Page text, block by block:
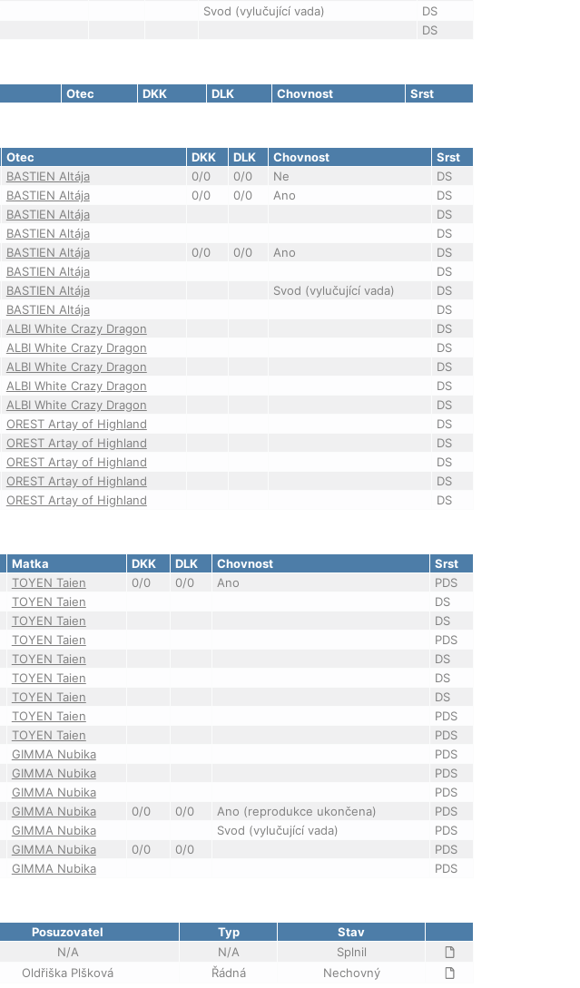
Svod (vylučující vada)
DS
DS
Otec DKK DLK Chovnost Srst
Otec DKK DLK Chovnost
Srst
BASTIEN Altája 0/0 0/0 Ne
DS
BASTIEN Altája 0/0 0/0 Ano
DS
BASTIEN Altája
DS
BASTIEN Altája
DS
BASTIEN Altája 0/0 0/0 Ano
DS
BASTIEN Altája
DS
BASTIEN Altája Svod (vylučující vada)
DS
BASTIEN Altája
DS
ALBI White Crazy Dragon
DS
ALBI White Crazy Dragon
DS
ALBI White Crazy Dragon
DS
ALBI White Crazy Dragon
DS
ALBI White Crazy Dragon
DS
OREST Artay of Highland
DS
OREST Artay of Highland
DS
OREST Artay of Highland
DS
OREST Artay of Highland
DS
OREST Artay of Highland DS
Matka DKK DLK Chovnost
Srst
TOYEN Taien 0/0 0/0 Ano
PDS
TOYEN Taien
DS
TOYEN Taien
DS
TOYEN Taien
PDS
TOYEN Taien
DS
TOYEN Taien
DS
TOYEN Taien
DS
TOYEN Taien
PDS
TOYEN Taien
PDS
GIMMA Nubika
PDS
GIMMA Nubika
PDS
GIMMA Nubika
PDS
GIMMA Nubika 0/0 0/0 Ano (reprodukce ukončena)
PDS
GIMMA Nubika Svod (vylučující vada)
PDS
GIMMA Nubika 0/0 0/0
PDS
GIMMA Nubika PDS
Posuzovatel Typ
Stav
N/A N/A
Splnil
Oldřiška Plšková Řádná Nechovný